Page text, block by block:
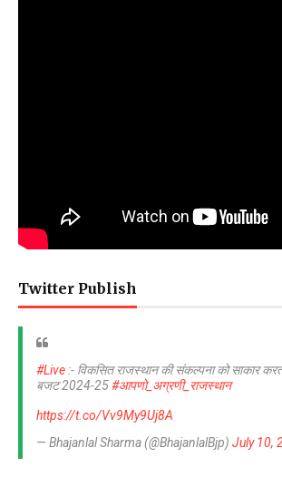
Twitter Publish
#Live :- विकसित राजस्थान की संकल्पना को साकार
बजट 2024-25#आपणो_अग्रणी_राजस्थान
https://t.co/Vv9My9Uj8A
— Bhajanlal Sharma (@BhajanlalBjp) July 10,